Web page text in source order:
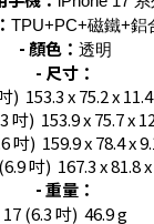
TPU+PC+磁鐵+鋁
- 顏色： 透明
- 尺寸：
) 153.3 x 75.2 x
吋) 153.9 x 75.7 x
吋) 159.9 x 78.4 x
吋) 167.3 x 81.8
- 重量：
17 (6.3 吋) 46.9 g